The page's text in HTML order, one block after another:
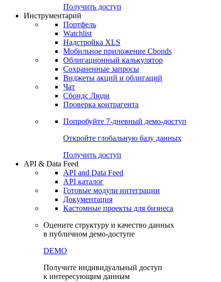
Получить доступ
Инструментарий
Портфель
Watchlist
Надстройка XLS
Мобильное приложение Cbonds
Облигационный калькулятор
Сохраненные запросы
Виджеты акций и облигаций
Чат
Сбондс Люди
Проверка контрагента
Попробуйте 7-дневный демо-доступ
Откройте глобальную базу данных
Получить доступ
API & Data Feed
API and Data Feed
API каталог
Готовые модули интеграции
Документация
Кастомные проекты для бизнеса
Оцените структуру и качество данных
в публичном демо-доступе
DEMO
Получите индивидуальный доступ
к интересующим данным